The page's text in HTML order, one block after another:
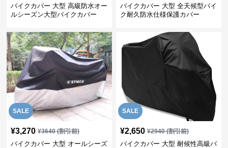
バイクカバー 大型 高級防水オー
ルシーズン大型バイクカバー
バイクカバー 大型 全天候型バイ
ク耐久防水仕様保護カバー
SALE
¥3,270 ¥3640(割引前)
バイクカバー 大型 オールシーズ
SALE
¥2,650 ¥2940(割引前)
バイクカバー 大型 耐候性高級バ